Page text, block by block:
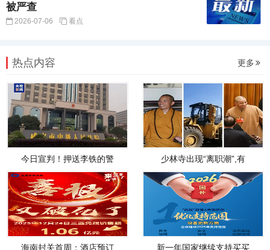
被严查
2026-07-06 看点
热点内容 更多
今日宣判！押送李铁的警 少林寺出现“离职潮”,有
海南封关首周：酒店预订 新一年国家继续支持买买